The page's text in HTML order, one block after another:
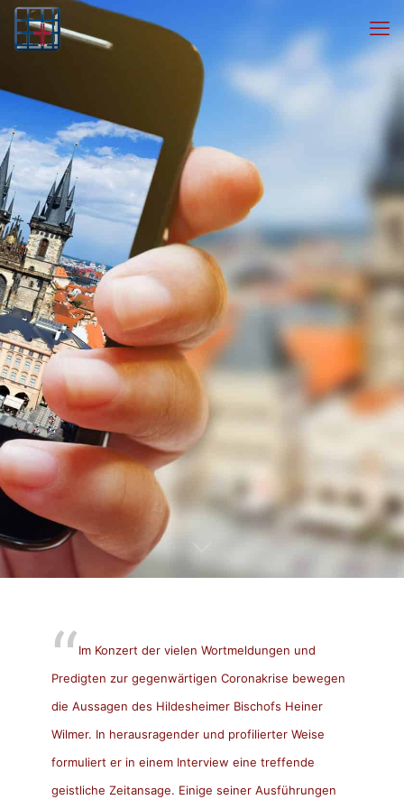
Im Konzert der vielen Wortmeldungen und
Predigten zur gegenwärtigen Coronakrise bewegen
die Aussagen des Hildesheimer Bischofs Heiner
Wilmer. In herausragender und profilierter Weise
formuliert er in einem Interview eine treffende
geistliche Zeitansage. Einige seiner Ausführungen